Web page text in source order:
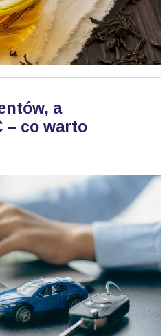
a
– co warto